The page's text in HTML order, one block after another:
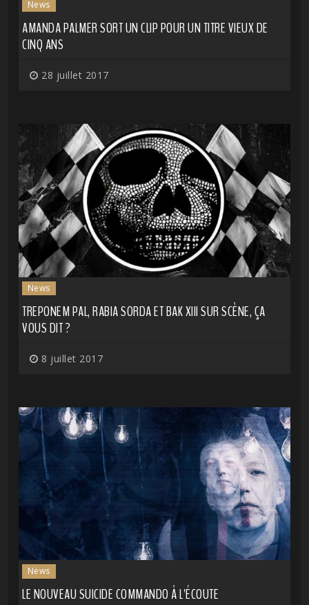
News
AMANDA PALMER SORT UN CLIP POUR UN TITRE VIEUX DE
CINQ ANS
28 juillet 2017
News
TREPONEM PAL, RABIA SORDA ET BAK XIII SUR SCÈNE, ÇA
VOUS DIT ?
8 juillet 2017
News
LE NOUVEAU SUICIDE COMMANDO À L'ÉCOUTE